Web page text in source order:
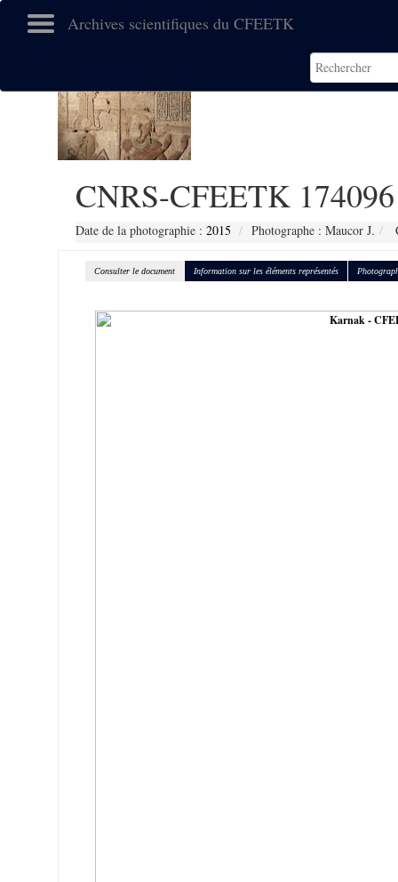
Archives scientifiques du CFEETK
CNRS-CFEETK 174096
Date de la photographie : 2015 Photographe : Maucor J.
Consulter le document Information sur les éléments représentés